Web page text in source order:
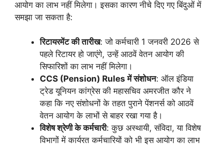
आयोग का लाभ नहीं मिलेगा। इसका कारण नीचे दिए गए बिंदुओं में
समझा जा सकता है:
रिटायरमेंट की तारीख: जो कर्मचारी 1 जनवरी 2026 से
पहले रिटायर हो जाएंगे, उन्हें आठवें वेतन आयोग की
सिफारिशों का लाभ नहीं मिलेगा।
CCS (Pension) Rules में संशोधन: ऑल इंडिया
ट्रेड यूनियन कांग्रेस की महासचिव अमरजीत कौर ने
कहा कि नए संशोधनों के तहत पुराने पेंशनर्स को आठवें
वेतन आयोग के लाभों से बाहर रखा गया है।
विशेष श्रेणी के कर्मचारी: कुछ अस्थायी, संविदा, या विशेष
विभागों में कार्यरत कर्मचारियों को भी इस आयोग का लाभ